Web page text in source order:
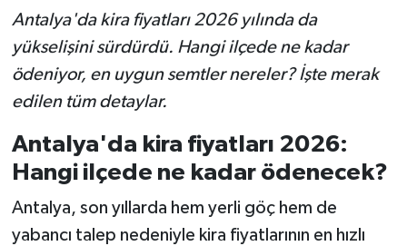
Antalya'da kira fiyatları 2026 yılında da
yükselişini sürdürdü. Hangi ilçede ne kadar
ödeniyor, en uygun semtler nereler? İşte merak
edilen tüm detaylar.
Antalya'da kira fiyatları 2026:
Hangi ilçede ne kadar ödenecek?
Antalya, son yıllarda hem yerli göç hem de
yabancı talep nedeniyle kira fiyatlarının en hızlı